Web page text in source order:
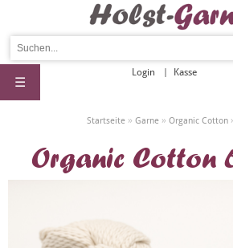
Login Kasse
☰
Startseite » Garne » Organic Cotton
Organic Cotton